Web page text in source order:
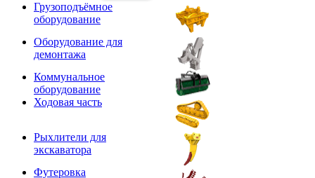
Грузоподъёмное
оборудование
Оборудование для
демонтажа
Коммунальное
оборудование
Ходовая часть
Рыхлители для
экскаватора
Футеровка